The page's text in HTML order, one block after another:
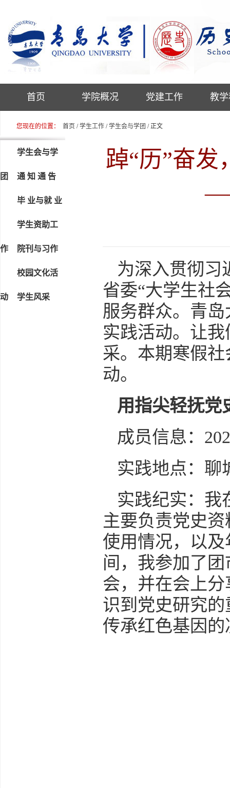
首页 学院概况 党建工作 教
您现在的位置： 首页 /学生工作 /学生会与学团 / 正文
学生会与学
团 通 知 通 告
毕 业与就 业
学生资助工
作 院刊与习作
校园文化活
动 学生风采
踔“历”奋
为深入贯彻习
省委“大学生社
服务群众。青
实践活动。让
采。本期寒假
动。
用指尖轻抚党
成员信息：
实践地点：聊
实践纪实：我
主要负责党史
使用情况，以
间，我参加了
会，并在会上
识到党史研究
传承红色基因